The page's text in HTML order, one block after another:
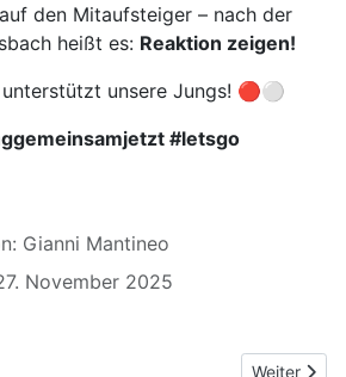
den Mitaufsteiger – nach der
heißt es: Reaktion zeigen!
unsere Jungs! 🔴⚪
#letsgo
Gianni Mantineo
November 2025
Bilder vom Spiel TSV Weilheim an der
Nächster
Weiter